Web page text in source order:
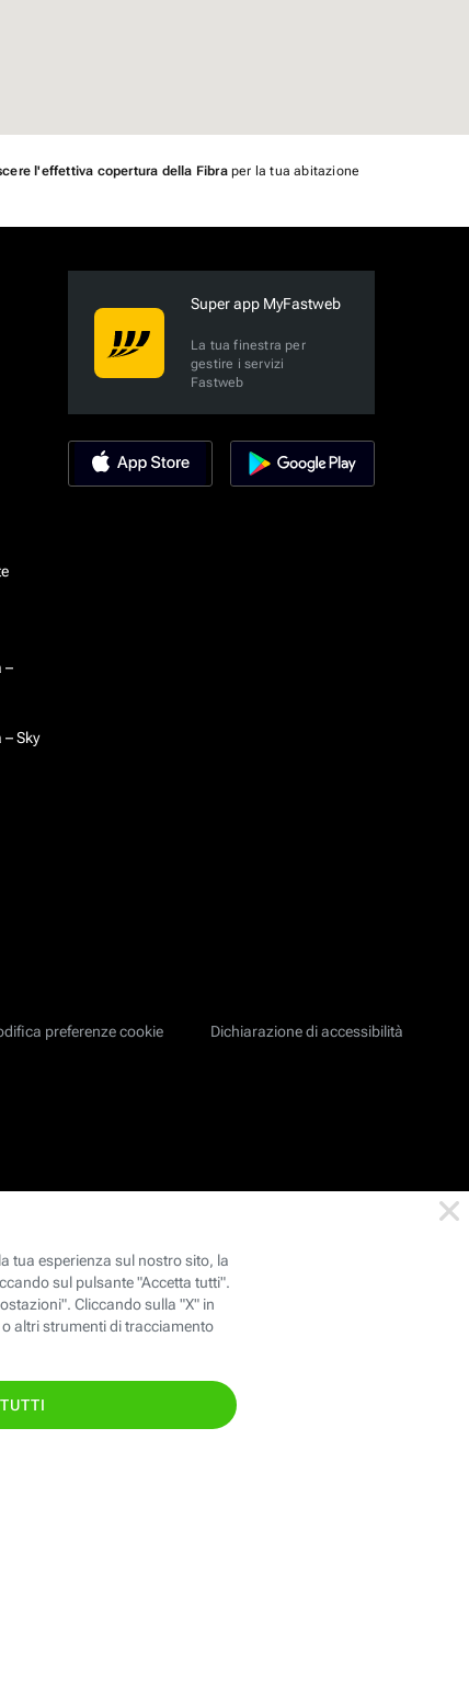
l'effettiva copertura della Fibraper la tua abitazione
146
–
Sky
Super app MyFastweb
La tua finestra per
gestire i servizi
Fastweb
preferenze cookie Dichiarazione di accessibilità